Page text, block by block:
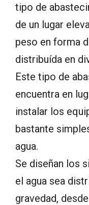
tipo de
de un lugar
peso en forma
distribuída en
Este tipo de
encuentra en
instalar los
bastante
agua.
Se diseñan los
el agua sea
gravedad,